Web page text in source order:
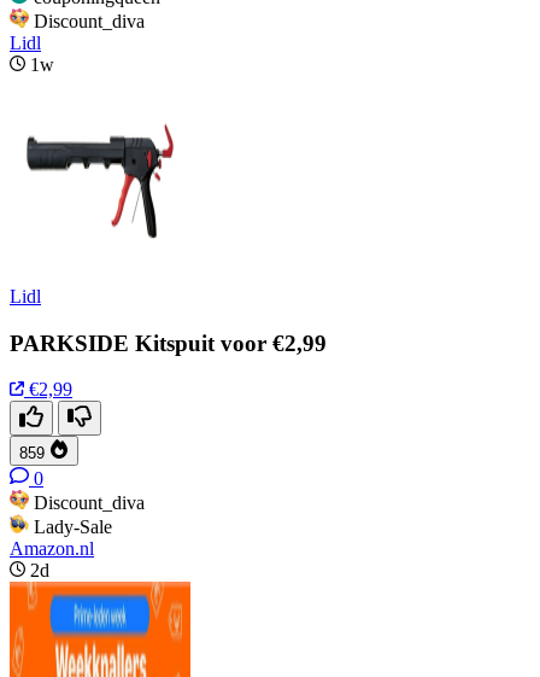
Discount_diva
Lidl
1w
Lidl
PARKSIDE Kitspuit voor €2,99
€2,99
859
0
Discount_diva
Lady-Sale
Amazon.nl
2d